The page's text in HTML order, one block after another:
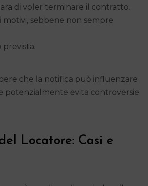
di voler terminare il contratto.
motivi, sebbene non sempre
prevista.
che la notifica può influenzare
potenzialmente evita controversie
Locatore: Casi e